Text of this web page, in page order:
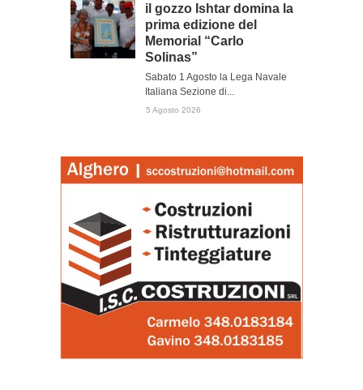
il gozzo Ishtar domina la
prima edizione del
Memorial “Carlo
Solinas”
Sabato 1 Agosto la Lega Navale
Italiana Sezione di...
5 Agosto 2026